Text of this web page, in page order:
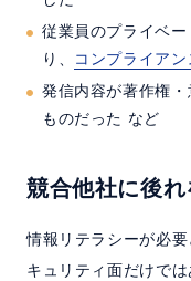
従業員のプライベ
り、
コンプライアン
発信内容が著作権
ものだった など
競合他社に後
情報リテラシーが必要
キュリティ面だけで